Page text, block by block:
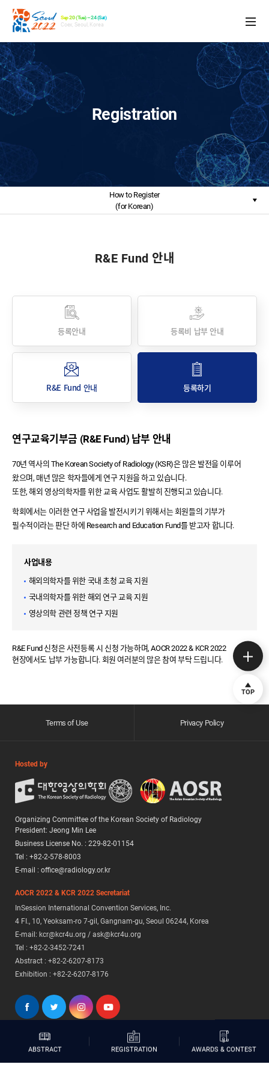
Sep 20 (Tue) – 24 (Sat)
Coex, Seoul, Korea
Registration
How to Register
(for Korean)
R&E Fund 안내
등록안내 등록비 납부 안내
R&E Fund 안내 등록하기
연구교육기부금 (R&E Fund) 납부 안내
70년 역사의 The Korean Society of Radiology (KSR)은 많은 발전을 이루어
왔으며, 매년 많은 학자들에게 연구 지원을 하고 있습니다.
또한, 해외 영상의학자를 위한 교육 사업도 활발히 진행되고 있습니다.
학회에서는 이러한 연구 사업을 발전시키기 위해서는 회원들의 기부가
필수적이라는 판단 하에 Research and Education Fund를 받고자 합니다.
사업내용
해외의학자를 위한 국내 초청 교육 지원
국내의학자를 위한 해외 연구 교육 지원
영상의학 관련 정책 연구 지원
R&E Fund 신청은 사전등록 시 신청 가능하며, AOCR 2022 & KCR 2022
현장에서도 납부 가능합니다. 회원 여러분의 많은 참여 부탁 드립니다.
Hosted by
Organizing Committee of the Korean Society of Radiology
President: Jeong Min Lee
Business License No. : 229-82-01154
Tel : +82-2-578-8003
E-mail : office@radiology.or.kr
AOCR 2022 & KCR 2022 Secretariat
InSession International Convention Services, Inc.
4 FI., 10, Yeoksam-ro 7-gil, Gangnam-gu, Seoul 06244, Korea
E-mail: kcr@kcr4u.org / ask@kcr4u.org
Tel : +82-2-3452-7241
Abstract : +82-2-6207-8173
Exhibition : +82-2-6207-8176
Terms of Use Privacy Policy
TOP
ABSTRACT REGISTRATION AWARDS & CONTEST